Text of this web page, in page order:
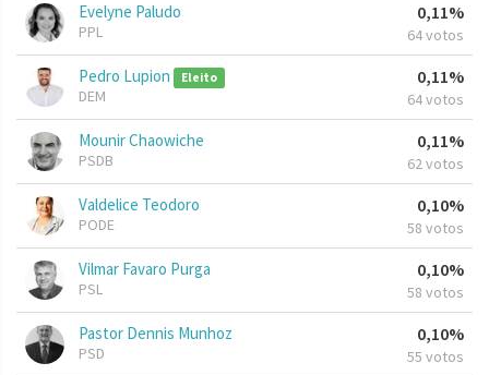
Evelyne Paludo
PPL
0,11%
64 votos
Pedro Lupion Eleito
DEM
0,11%
64 votos
Mounir Chaowiche
PSDB
0,11%
62 votos
Valdelice Teodoro
PODE
0,10%
58 votos
Vilmar Favaro Purga
PSL
0,10%
58 votos
Pastor Dennis Munhoz
PSD
0,10%
55 votos